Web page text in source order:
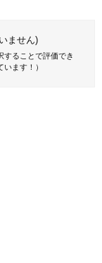
ません)
することで評価でき
ます！）